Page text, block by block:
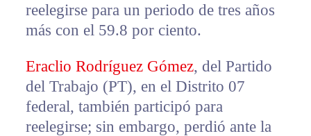
reelegirse para un periodo de tres años
más con el 59.8 por ciento.
Eraclio Rodríguez Gómez, del Partido
del Trabajo (PT), en el Distrito 07
federal, también participó para
reelegirse; sin embargo, perdió ante la